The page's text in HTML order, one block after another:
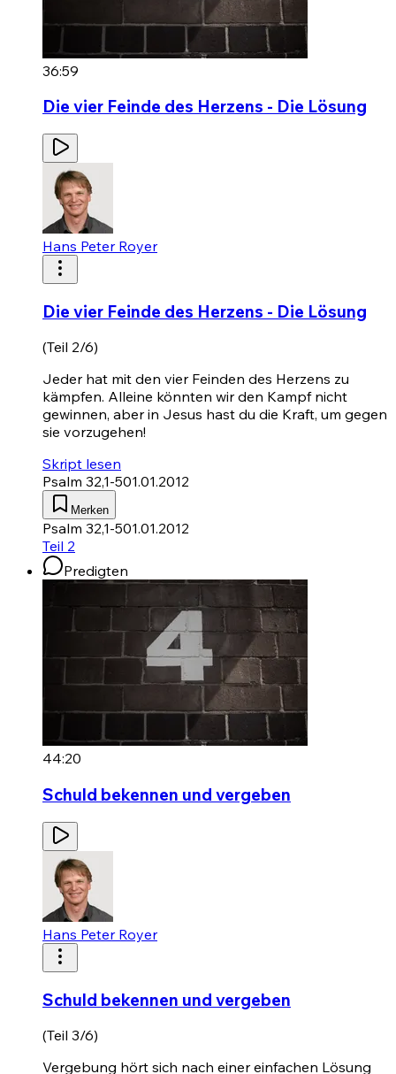
36:59
Die vier Feinde des Herzens - Die Lösung
Hans Peter Royer
Die vier Feinde des Herzens - Die Lösung
(Teil 2/6)
Jeder hat mit den vier Feinden des Herzens zu
kämpfen. Alleine könnten wir den Kampf nicht
gewinnen, aber in Jesus hast du die Kraft, um gegen
sie vorzugehen!
Skript lesen
Psalm 32,1-501.01.2012
Merken
Psalm 32,1-501.01.2012
Teil 2
Predigten
44:20
Schuld bekennen und vergeben
Hans Peter Royer
Schuld bekennen und vergeben
(Teil 3/6)
Vergebung hört sich nach einer einfachen Lösung